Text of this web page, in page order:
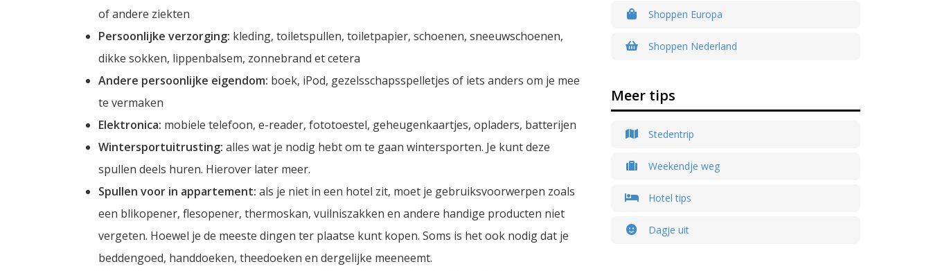
of andere ziekten
Persoonlijke verzorging: kleding, toiletspullen, toiletpapier, schoenen, sneeuwschoenen,
dikke sokken, lippenbalsem, zonnebrand et cetera
Andere persoonlijke eigendom: boek, iPod, gezelsschapsspelletjes of iets anders om je mee
te vermaken
Elektronica: mobiele telefoon, e-reader, fototoestel, geheugenkaartjes, opladers, batterijen
Wintersportuitrusting: alles wat je nodig hebt om te gaan wintersporten. Je kunt deze
spullen deels huren. Hierover later meer.
Spullen voor in appartement: als je niet in een hotel zit, moet je gebruiksvoorwerpen zoals
een blikopener, flesopener, thermoskan, vuilniszakken en andere handige producten niet
vergeten. Hoewel je de meeste dingen ter plaatse kunt kopen. Soms is het ook nodig dat je
beddengoed, handdoeken, theedoeken en dergelijke meeneemt.
Shoppen Europa
Shoppen Nederland
Meer tips
Stedentrip
Weekendje weg
Hotel tips
Dagje uit